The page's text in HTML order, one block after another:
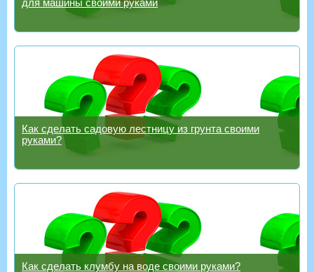
для машины своими руками
Как сделать садовую лестницу из грунта своими
руками?
Как сделать клумбу на воде своими руками?